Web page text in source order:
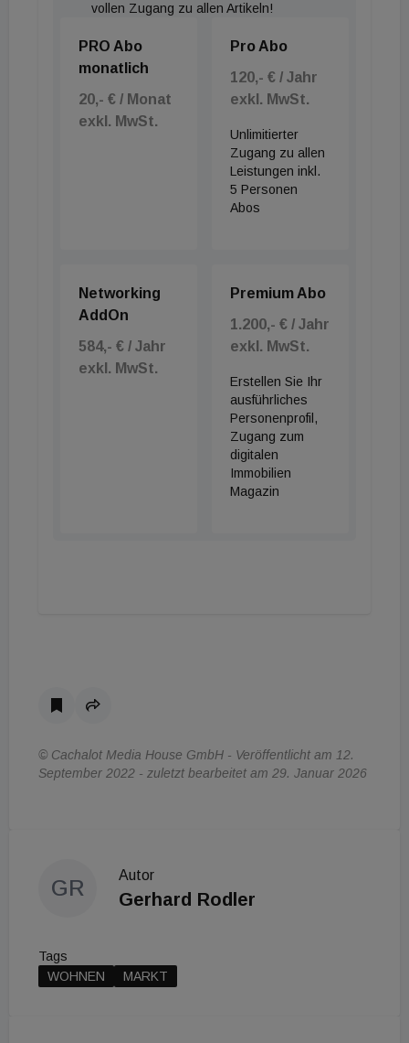
vollen Zugang zu allen Artikeln!
PRO Abo
monatlich
20,- € / Monat
exkl. MwSt.
Pro Abo
120,- € / Jahr
exkl. MwSt.
Unlimitierter
Zugang zu allen
Leistungen inkl.
5 Personen
Abos
Networking
AddOn
584,- € / Jahr
exkl. MwSt.
Premium Abo
1.200,- € / Jahr
exkl. MwSt.
Erstellen Sie Ihr
ausführliches
Personenprofil,
Zugang zum
digitalen
Immobilien
Magazin
© Cachalot Media House GmbH - Veröffentlicht am 12.
September 2022 - zuletzt bearbeitet am 29. Januar 2026
GR
Autor
Gerhard Rodler
Tags
WOHNEN
MARKT